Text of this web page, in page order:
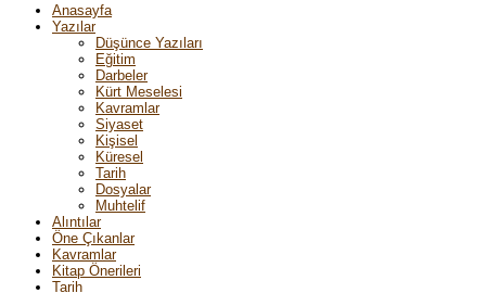
Anasayfa
Yazılar
Düşünce Yazıları
Eğitim
Darbeler
Kürt Meselesi
Kavramlar
Siyaset
Kişisel
Küresel
Tarih
Dosyalar
Muhtelif
Alıntılar
Öne Çıkanlar
Kavramlar
Kitap Önerileri
Tarih